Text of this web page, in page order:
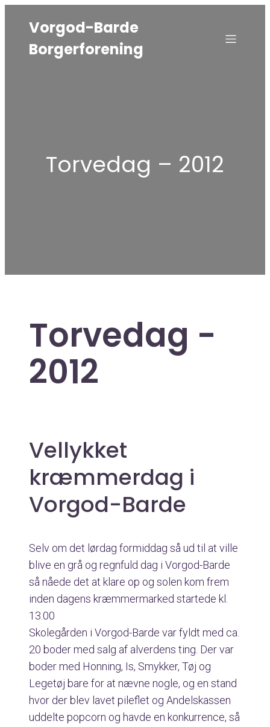
Vorgod-Barde
Borgerforening
Torvedag – 2012
Torvedag -
2012
Vellykket
kræmmerdag i
Vorgod-Barde
Selv om det lørdag formiddag så ud til at ville
blive en grå og regnfuld dag i Vorgod-Barde
så nåede det at klare op og solen kom frem
inden dagens kræmmermarked startede kl.
13.00
Skolegården i Vorgod-Barde var fyldt med ca.
20 boder med salg af alverdens ting. Der var
boder med Honning, Is, Smykker, Tøj og
Legetøj bare for at nævne nogle, og en stand
hvor der blev lavet pileflet og Andelskassen
uddelte popcorn og havde en konkurrence, så